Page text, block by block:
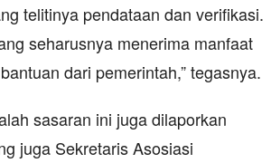
telitinya pendataan dan verifikasi.
seharusnya menerima manfaat
dari pemerintah,” tegasnya.
sasaran ini juga dilaporkan
juga Sekretaris Asosiasi